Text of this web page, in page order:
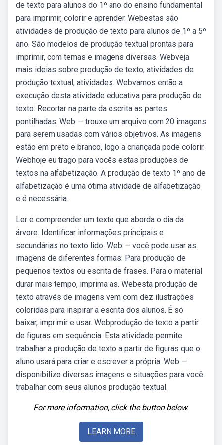
de texto para alunos do 1º ano do ensino fundamental
para imprimir, colorir e aprender. Webestas são
atividades de produção de texto para alunos de 1º a 5º
ano. São modelos de produção textual prontas para
imprimir, com temas e imagens diversas. Webveja
mais ideias sobre produção de texto, atividades de
produção textual, atividades. Webvamos então a
execução desta atividade educativa para produção de
texto: Recortar na parte da escrita as partes
pontilhadas. Web — trouxe um arquivo com 20 imagens
para serem usadas com vários objetivos. As imagens
estão em preto e branco, logo a criançada pode colorir.
Webhoje eu trago para vocês estas produções de
textos na alfabetização. A produção de texto 1º ano de
alfabetização é uma ótima atividade de alfabetização
e é necessária.
Ler e compreender um texto que aborda o dia da
árvore. Identificar informações principais e
secundárias no texto lido. Web — você pode usar as
imagens de diferentes formas: Para produção de
pequenos textos ou escrita de frases. Para o material
durar mais tempo, imprima as. Webesta produção de
texto através de imagens vem com dez ilustrações
coloridas para inspirar a escrita dos alunos. É só
baixar, imprimir e usar. Webprodução de texto a partir
de figuras em sequência. Esta atividade permite
trabalhar a produção de texto a partir de figuras que o
aluno usará para criar e escrever a própria. Web —
disponibilizo diversas imagens e situações para você
trabalhar com seus alunos produção textual.
For more information, click the button below.
LEARN MORE